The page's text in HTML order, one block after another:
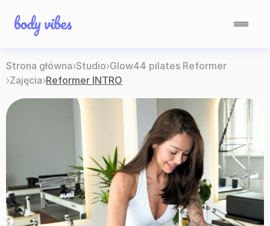
Strona główna›Studio›Glow44 pilates Reformer
›Zajęcia›Reformer INTRO